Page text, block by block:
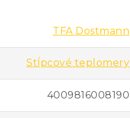
TFA Dostmann
Stĺpcové teplomery
4009816008190